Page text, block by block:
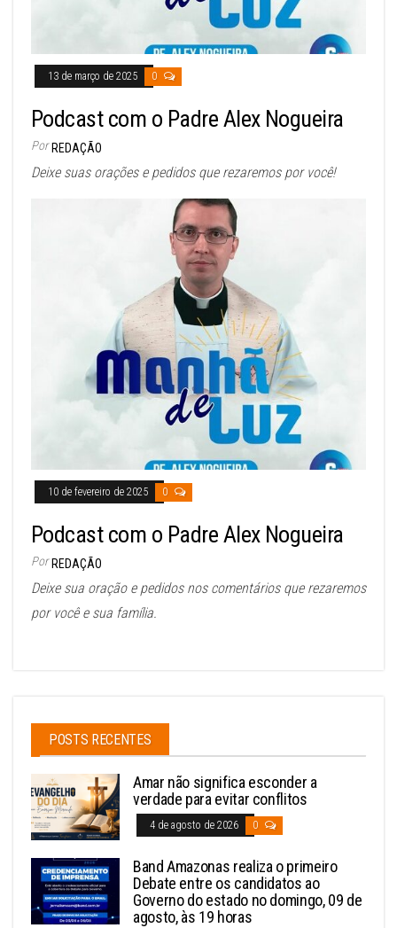
13 de março de 2025 0
Podcast com o Padre Alex Nogueira
Por REDAÇÃO
Deixe suas orações e pedidos que rezaremos por você!
10 de fevereiro de 2025 0
Podcast com o Padre Alex Nogueira
Por REDAÇÃO
Deixe sua oração e pedidos nos comentários que rezaremos
por você e sua família.
POSTS RECENTES
Amar não significa esconder a
verdade para evitar conflitos
4 de agosto de 2026 0
Band Amazonas realiza o primeiro
Debate entre os candidatos ao
Governo do estado no domingo, 09 de
agosto, às 19 horas